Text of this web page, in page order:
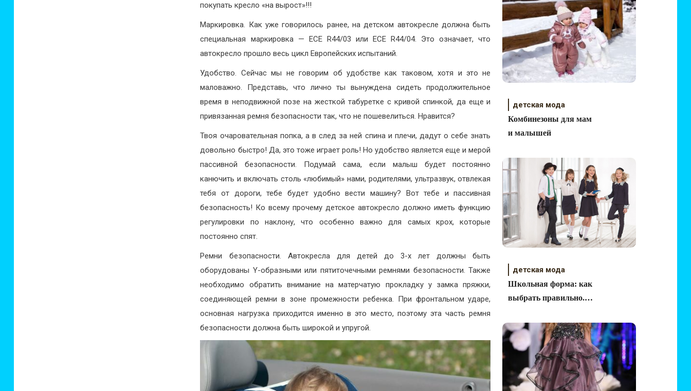
покупать кресло «на вырост»!!!
Маркировка. Как уже говорилось ранее, на детском автокресле должна быть
специальная маркировка — ECE R44/03 или ECE R44/04. Это означает, что
автокресло прошло весь цикл Европейских испытаний.
Удобство. Сейчас мы не говорим об удобстве как таковом, хотя и это не
маловажно. Представь, что лично ты вынуждена сидеть продолжительное
время в неподвижной позе на жесткой табуретке с кривой спинкой, да еще и
привязанная ремня безопасности так, что не пошевелиться. Нравится?
Твоя очаровательная попка, а в след за ней спина и плечи, дадут о себе знать
довольно быстро! Да, это тоже играет роль! Но удобство является еще и мерой
пассивной безопасности. Подумай сама, если малыш будет постоянно
канючить и включать столь «любимый» нами, родителями, ультразвук, отвлекая
тебя от дороги, тебе будет удобно вести машину? Вот тебе и пассивная
безопасность! Ко всему прочему детское автокресло должно иметь функцию
регулировки по наклону, что особенно важно для самых крох, которые
постоянно спят.
Ремни безопасности. Автокресла для детей до 3-х лет должны быть
оборудованы Y-образными или пятиточечными ремнями безопасности. Также
необходимо обратить внимание на матерчатую прокладку у замка пряжки,
соединяющей ремни в зоне промежности ребенка. При фронтальном ударе,
основная нагрузка приходится именно в это место, поэтому эта часть ремня
безопасности должна быть широкой и упругой.
детская мода
Комбинезоны для мам
и малышей
детская мода
Школьная форма: как
выбрать правильно.